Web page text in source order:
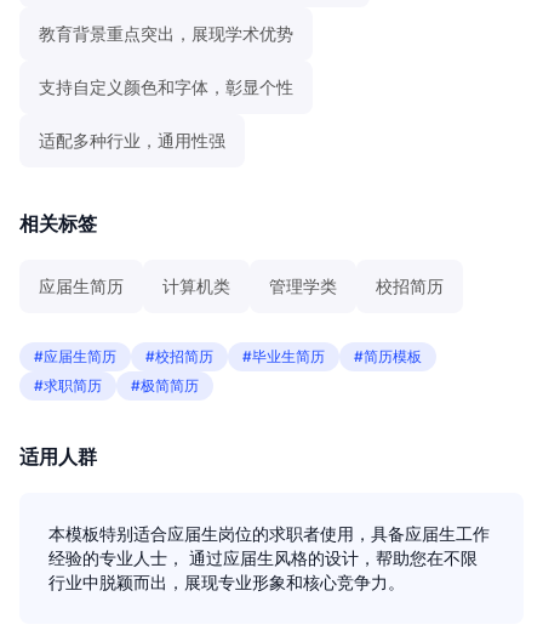
教育背景重点突出，展现学术优势
支持自定义颜色和字体，彰显个性
适配多种行业，通用性强
相关标签
应届生简历 计算机类 管理学类 校招简历
#应届生简历 #校招简历 #毕业生简历
#简历模板
#求职简历
#极简简历
适用人群
本模板特别适合应届生岗位的求职者使用，具备应届生工作
经验的专业人士， 通过应届生风格的设计，帮助您在不限
行业中脱颖而出，展现专业形象和核心竞争力。